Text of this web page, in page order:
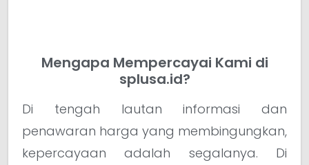
Mengapa Mempercayai Kami di
splusa.id?
Di tengah lautan informasi dan
penawaran harga yang membingungkan,
kepercayaan adalah segalanya. Di